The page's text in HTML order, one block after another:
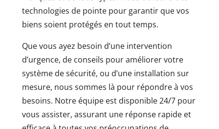
technologies de pointe pour garantir que vos
biens soient protégés en tout temps.
Que vous ayez besoin d’une intervention
d’urgence, de conseils pour améliorer votre
système de sécurité, ou d’une installation sur
mesure, nous sommes là pour répondre à vos
besoins. Notre équipe est disponible 24/7 pour
vous assister, assurant une réponse rapide et